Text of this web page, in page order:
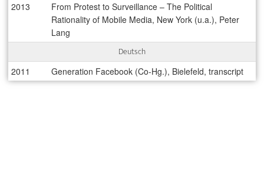
2013
From Protest to Surveillance – The Political
Rationality of Mobile Media, New York (u.a.), Peter
Lang
Deutsch
2011 Generation Facebook (Co-Hg.), Bielefeld, transcript